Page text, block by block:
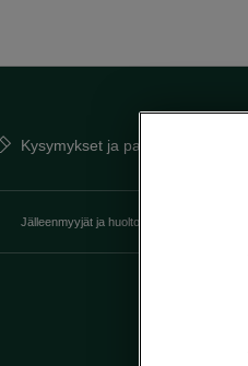
Kysymykset ja palaute
Jälleenmyyjät ja huolto Heti vapaat
Osta Škoda
Škoda